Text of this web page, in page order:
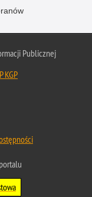
Publicznej
KGP